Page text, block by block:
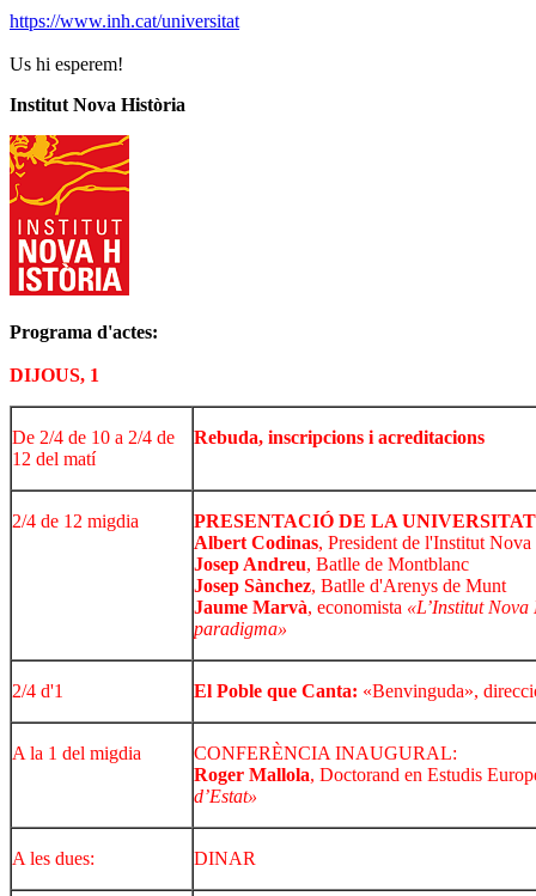
https://www.inh.cat/universitat
Us hi esperem!
Institut Nova Història
Programa d'actes:
DIJOUS, 1
De 2/4 de 10 a 2/4 de
12 del matí
Rebuda, inscripcions i acreditacions
2/4 de 12 migdia
PRESENTACIÓ DE LA UNIVERSITAT
Albert Codinas, President de l'Institut
Josep Andreu, Batlle de Montblanc
Josep Sànchez, Batlle d'Arenys de Munt
Jaume Marvà, economista «L’Institut
paradigma»
2/4 d'1 El Poble que Canta: «Benvinguda»,
A la 1 del migdia
CONFERÈNCIA INAUGURAL:
Roger Mallola, Doctorand en Estudis
d’Estat»
A les dues: DINAR